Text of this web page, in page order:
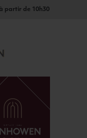
à partir de 10h30